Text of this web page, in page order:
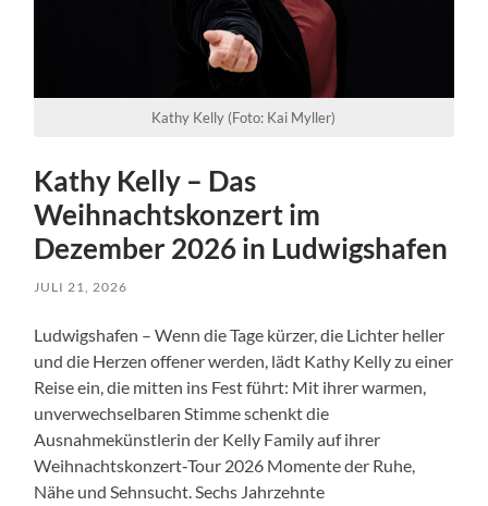
Kathy Kelly (Foto: Kai Myller)
Kathy Kelly – Das
Weihnachtskonzert im
Dezember 2026 in Ludwigshafen
JULI 21, 2026
Ludwigshafen – Wenn die Tage kürzer, die Lichter heller
und die Herzen offener werden, lädt Kathy Kelly zu einer
Reise ein, die mitten ins Fest führt: Mit ihrer warmen,
unverwechselbaren Stimme schenkt die
Ausnahmekünstlerin der Kelly Family auf ihrer
Weihnachtskonzert‑Tour 2026 Momente der Ruhe,
Nähe und Sehnsucht. Sechs Jahrzehnte